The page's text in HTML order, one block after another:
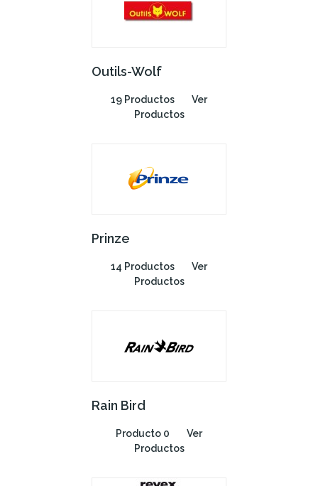
Outils-Wolf
19 Productos
Ver
Productos
Prinze
14 Productos
Ver
Productos
Rain Bird
Producto 0
Ver
Productos